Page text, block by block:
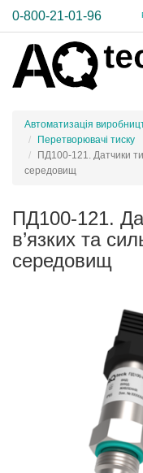
0-800-21-01-96
Автоматизація
Перетворювачі тиску
ПД100-121. Датчики
середовищ
ПД100-121.
в’язких та
середовищ